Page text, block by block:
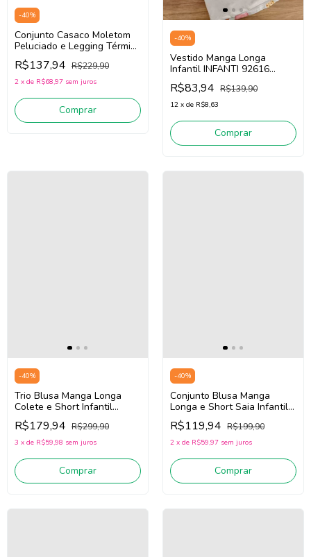
-40%
Conjunto Casaco Moletom
Peluciado e Legging Térmica
Infantil Infanti 89623 (Off
White /Verde)
R$137,94 R$229,90
2 x de R$68,97 sem juros
Comprar
-40%
Vestido Manga Longa
Infantil INFANTI 92616
(Bege Claro)
R$83,94 R$139,90
12 x de R$8,63
Comprar
-40%
Trio Blusa Manga Longa
Colete e Short Infantil
Menina INFANTI 94230 (
Bege Claro/ Marrom)
R$179,94 R$299,90
3 x de R$59,98 sem juros
Comprar
-40%
Conjunto Blusa Manga
Longa e Short Saia Infantil
INFANTI 91833 (Off White/
Xadrez Amarelo)
R$119,94 R$199,90
2 x de R$59,97 sem juros
Comprar